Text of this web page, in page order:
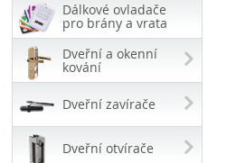
Dálkové ovladače
pro brány a vrata
Dveřní a okenní
kování
Dveřní zavírače
Dveřní otvírače